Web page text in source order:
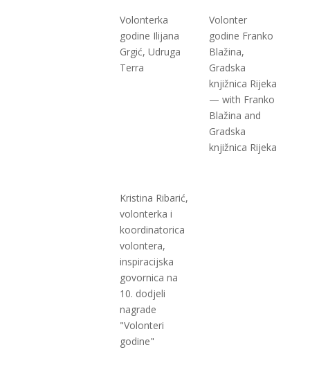
Volonterka
godine Ilijana
Grgić, Udruga
Terra
Volonter
godine Franko
Blažina,
Gradska
knjižnica Rijeka
— with Franko
Blažina and
Gradska
knjižnica Rijeka
Kristina Ribarić,
volonterka i
koordinatorica
volontera,
inspiracijska
govornica na
10. dodjeli
nagrade
"Volonteri
godine"